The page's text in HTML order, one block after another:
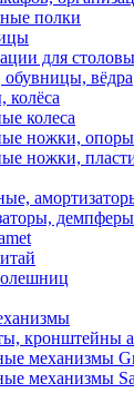
полки
для
вёдра
колеса
ножки,
ножки,
демпферы
кронштейны
механизмы
механизмы